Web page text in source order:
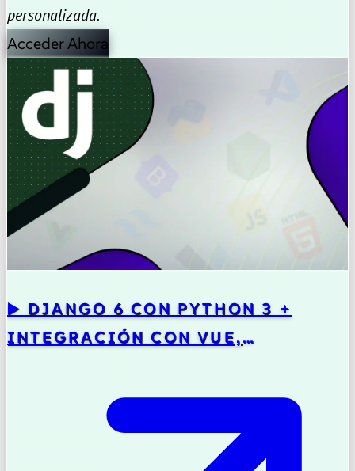
personalizada.
Acceder Ahora
▶️ DJANGO 6 CON PYTHON 3 +
INTEGRACIÓN CON VUE,